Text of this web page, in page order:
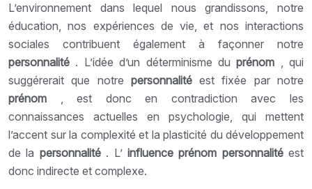
L’environnement dans lequel nous grandissons, notre
éducation, nos expériences de vie, et nos interactions
sociales contribuent également à façonner notre
personnalité . L’idée d’un déterminisme duprénom , qui
suggérerait que notre personnalitéest fixée par notre
prénom , est donc en contradiction avec les
connaissances actuelles en psychologie, qui mettent
l’accent sur la complexité et la plasticité du développement
de la personnalité . L’ influence prénom personnalité est
donc indirecte et complexe.